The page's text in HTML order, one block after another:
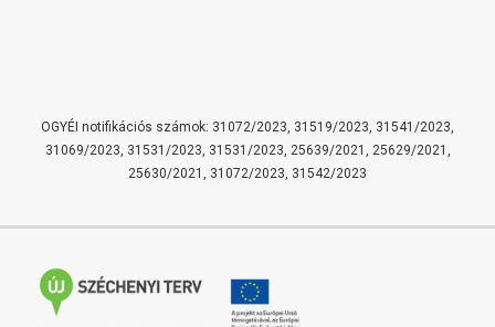
OGYÉI notifikációs számok: 31072/2023, 31519/2023, 31541/2023,
31069/2023, 31531/2023, 31531/2023, 25639/2021, 25629/2021,
25630/2021, 31072/2023, 31542/2023